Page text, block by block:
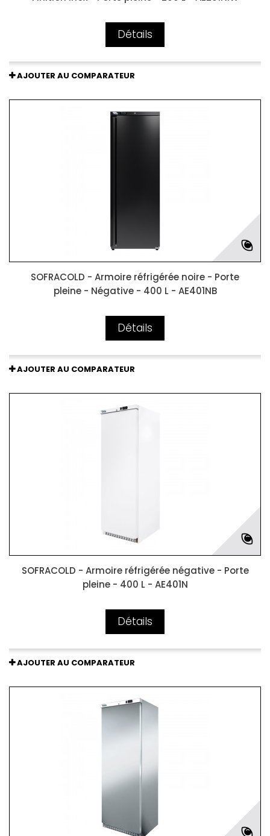
Détails
AJOUTER AU COMPARATEUR
SOFRACOLD - Armoire réfrigérée noire - Porte
pleine - Négative - 400 L - AE401NB
Détails
AJOUTER AU COMPARATEUR
SOFRACOLD - Armoire réfrigérée négative - Porte
pleine - 400 L - AE401N
Détails
AJOUTER AU COMPARATEUR